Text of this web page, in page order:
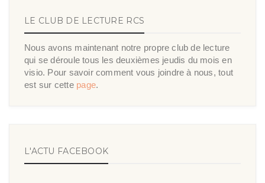
LE CLUB DE LECTURE RCS
Nous avons maintenant notre propre club de lecture
qui se déroule tous les deuxièmes jeudis du mois en
visio. Pour savoir comment vous joindre à nous, tout
est sur cette page.
L'ACTU FACEBOOK